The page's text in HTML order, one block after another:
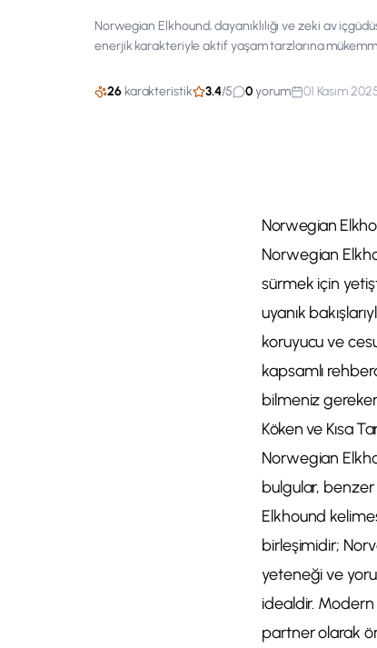
Norwegian Elkhound, dayanıklılığı ve zeki av
enerjik karakteriyle aktif yaşam tarzlarına
26 karakteristik 3.4/5 0yorum 01 Kasım
Norwegian
Norwegian
sürmek için
uyanık
koruyucu ve
kapsamlı
bilmeniz
Köken ve Kısa
Norwegian
bulgular, benzer
Elkhound
birleşimidir;
yeteneği ve
idealdir.
partner olarak